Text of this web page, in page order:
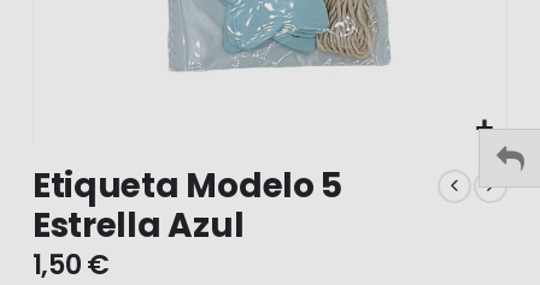
Etiqueta Modelo 5
Estrella Azul
1,50 €